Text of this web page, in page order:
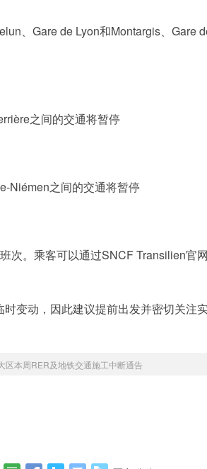
、Gare de Lyon和Montargis、Gare
之间的交通将暂停
Niémen之间的交通将暂停
次。乘客可以通过SNCF Transilien官
变动，因此建议提前出发并密切关注
区本周RER及地铁交通施工中断通告